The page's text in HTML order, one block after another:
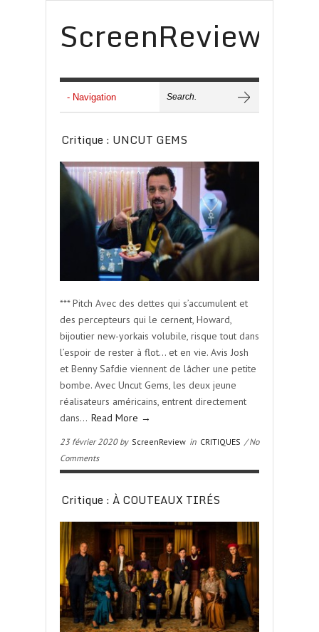
ScreenReview
Critique : UNCUT GEMS
*** Pitch Avec des dettes qui s’accumulent et
des percepteurs qui le cernent, Howard,
bijoutier new-yorkais volubile, risque tout dans
l’espoir de rester à flot… et en vie. Avis Josh
et Benny Safdie viennent de lâcher une petite
bombe. Avec Uncut Gems, les deux jeune
réalisateurs américains, entrent directement
dans… Read More →
23 février 2020 by ScreenReview in CRITIQUES / No
Comments
Critique : À COUTEAUX TIRÉS